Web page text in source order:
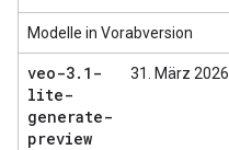
Modelle in Vorabversion
veo-3. 1-
lite-
generate-
preview
31. März 2026